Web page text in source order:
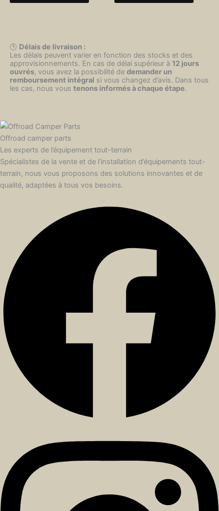
🕒 Délais de livraison :
Les délais peuvent varier en fonction des stocks et des
approvisionnements. En cas de délai supérieur à 12 jours
ouvrés, vous avez la possibilité de demander un
remboursement intégral si vous changez d’avis. Dans tous
les cas, nous vous tenons informés à chaque étape.
Offroad camper parts
Les experts de l’équipement tout-terrain
Spécialistes de la vente et de l’installation d’équipements tout-
terrain, nous vous proposons des solutions innovantes et de
qualité, adaptées à tous vos besoins.